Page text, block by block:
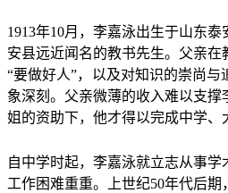
1913年10月，李嘉泳出生于山东
安县远近闻名的教书先生。父亲
“要做好人”，以及对知识的崇尚
象深刻。父亲微薄的收入难以支撑
姐的资助下，他才得以完成中学、
自中学时起，李嘉泳就立志从事
工作困难重重。上世纪50年代后